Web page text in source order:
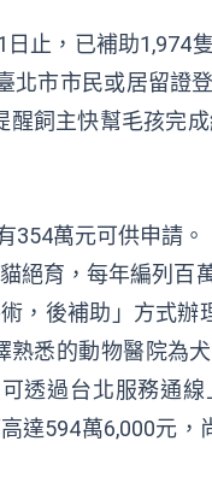
止，已補助1,974
市市民或居留證
飼主快幫毛孩完
354萬元可供申請。
絕育，每年編列百
，後補助」方式辦
悉的動物醫院為
透過台北服務通
達594萬6,000元